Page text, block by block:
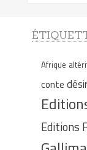
Afrique
conte désir
Editions